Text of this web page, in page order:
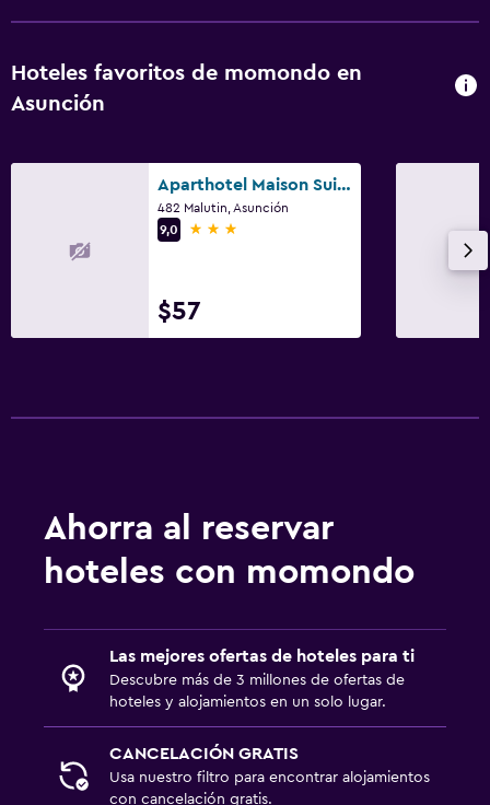
Hoteles favoritos de momondo en
Asunción
Aparthotel Maison Suisse
482 Malutin, Asunción
9,0
3 estrellas
$57
Ahorra al reservar
hoteles con momondo
Las mejores ofertas de hoteles para ti
Descubre más de 3 millones de ofertas de
hoteles y alojamientos en un solo lugar.
CANCELACIÓN GRATIS
Usa nuestro filtro para encontrar alojamientos
con cancelación gratis.